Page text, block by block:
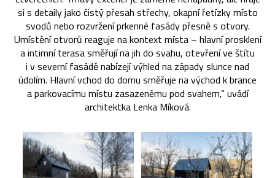
si s detaily jako čistý přesah střechy, okapní řetízky místo
svodů nebo rozvržení prkenné fasády přesně s otvory.
Umístění otvorů reaguje na kontext místa – hlavní prosklení
a intimní terasa směřují na jih do svahu, otevření ve štítu
i v severní fasádě nabízejí výhled na západy slunce nad
údolím. Hlavní vchod do domu směřuje na východ k brance
a parkovacímu místu zasazenému pod svahem,“ uvádí
architektka Lenka Míková.